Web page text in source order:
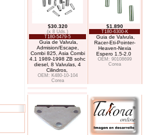
$30.320
(x 8 Uds.)
T180-5479-5
Guia de Valvula,
Admision/Escape,
Combi 825, Asia Combi
4.1 1989-1998 ZB sohc
diesel, 8 Valvulas, 4
Cilindros,
OEM: K480-10-104
Corea
$1.890
T180-6300-K
Guia de Valvula,
Racer-Eti-Pointer-
Heaven-Nexia
Espero 1.5-2.0
OEM: 90108699
Corea